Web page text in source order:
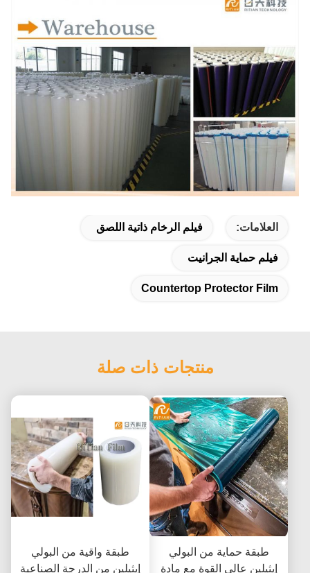
العلامات: فيلم الرخام ذاتية اللصق
فيلم حماية الجرانيت
Countertop Protector Film
منتجات ذات صلة
طبقة حماية من البولي
إيثيلين عالي القوة مع مادة
طبقة واقية من البولي
إيثيلين من الدرجة الصناعية